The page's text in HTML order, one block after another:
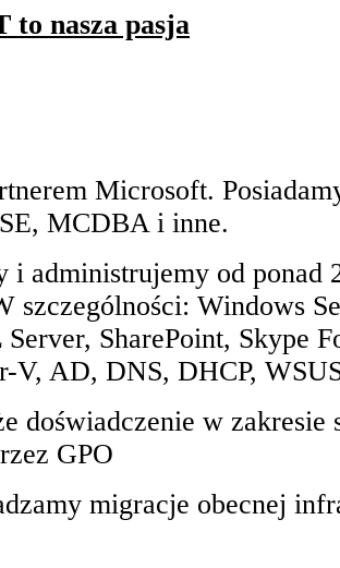
to nasza pasja
Microsoft.
MCDBA i inne.
i administrujemy od ponad
szczególności: Windows
SharePoint, Skype
V, AD, DNS, DHCP,
doświadczenie w zakresie
GPO
migracje obecnej